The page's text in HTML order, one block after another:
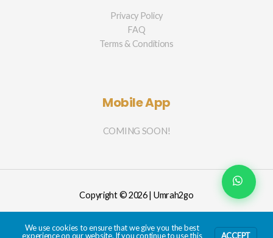
Privacy Policy
FAQ
Terms & Conditions
Mobile App
COMING SOON!
Copyright © 2026 | Umrah2go
We use cookies to ensure that we give you the best
experience on our website. If you continue to use this
ACCEPT